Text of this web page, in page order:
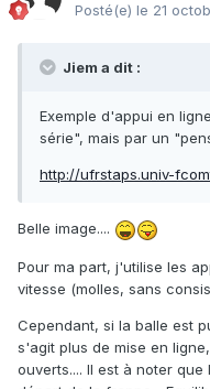
Posté(e) le 21
Jiem a dit :
Exemple d'appui en
série", mais par un
http://ufrstaps.univ-
Belle image....
Pour ma part, j'utilise les
vitesse (molles, sans
Cependant, si la balle est
s'agit plus de mise en
ouverts.... Il est à noter